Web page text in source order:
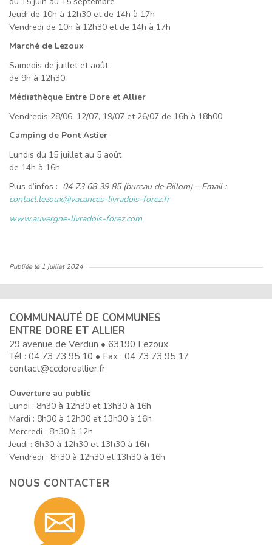
Jeudi de 10h à 12h30 et de 14h à 17h
Vendredi de 10h à 12h30 et de 14h à 17h
Marché de Lezoux
Samedis de juillet et août
de 9h à 12h30
Médiathèque Entre Dore et Allier
Vendredis 28/06, 12/07, 19/07 et 26/07 de 16h à 18h00
Camping de Pont Astier
Lundis du 15 juillet au 5 août
de 14h à 16h
Plus d’infos : 04 73 68 39 85 (bureau de Billom) – Email :
contact.lezoux@vacances-livradois-forez.fr
www.auvergne-livradois-forez.com
Publiée le1 juillet 2024
COMMUNAUTÉ DE COMMUNES
ENTRE DORE ET ALLIER
29 avenue de Verdun • 63190 Lezoux
Tél : 04 73 73 95 10 • Fax : 04 73 73 95 17
contact@ccdoreallier.fr
Ouverture au public
Lundi : 8h30 à 12h30 et 13h30 à 16h
Mardi : 8h30 à 12h30 et 13h30 à 16h
Mercredi : 8h30 à 12h
Jeudi : 8h30 à 12h30 et 13h30 à 16h
Vendredi : 8h30 à 12h30 et 13h30 à 16h
NOUS CONTACTER